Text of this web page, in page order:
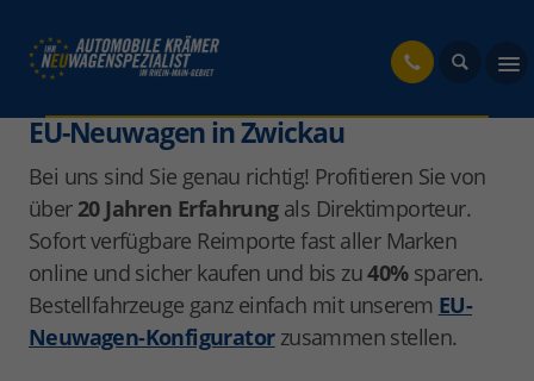
EU-Neuwagen in Zwickau
Bei uns sind Sie genau richtig! Profitieren Sie von
über 20 Jahren Erfahrung als Direktimporteur.
Sofort verfügbare Reimporte fast aller Marken
online und sicher kaufen und bis zu40%sparen.
Bestellfahrzeuge ganz einfach mit unserem EU-
Neuwagen-Konfiguratorzusammen stellen.